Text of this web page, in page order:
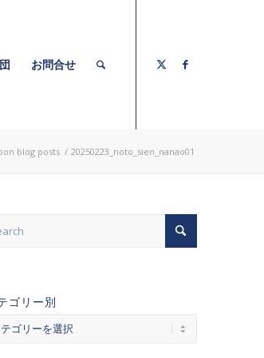
お問合せ
blog posts / 20250223_noto_sien_nanao01
ゴリー別